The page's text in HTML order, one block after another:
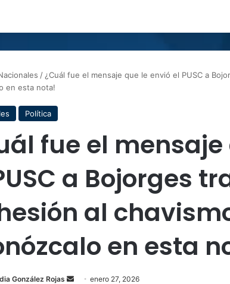
/ ¿Cuál fue el mensaje que le envió el PUSC a
en esta nota!
Política
fue el
a Bojorges
al
en esta
González Rojas
Sendenero 27, 2026